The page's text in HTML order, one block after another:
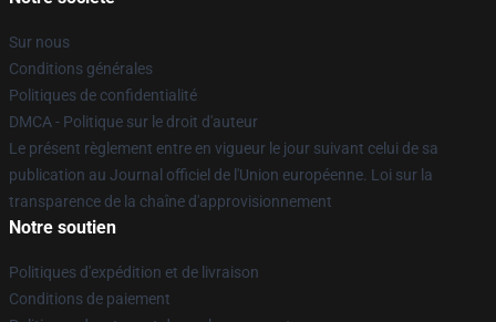
Sur nous
Conditions générales
Politiques de confidentialité
DMCA - Politique sur le droit d'auteur
Le présent règlement entre en vigueur le jour suivant celui de sa
publication au Journal officiel de l'Union européenne. Loi sur la
transparence de la chaîne d'approvisionnement
Notre soutien
Politiques d'expédition et de livraison
Conditions de paiement